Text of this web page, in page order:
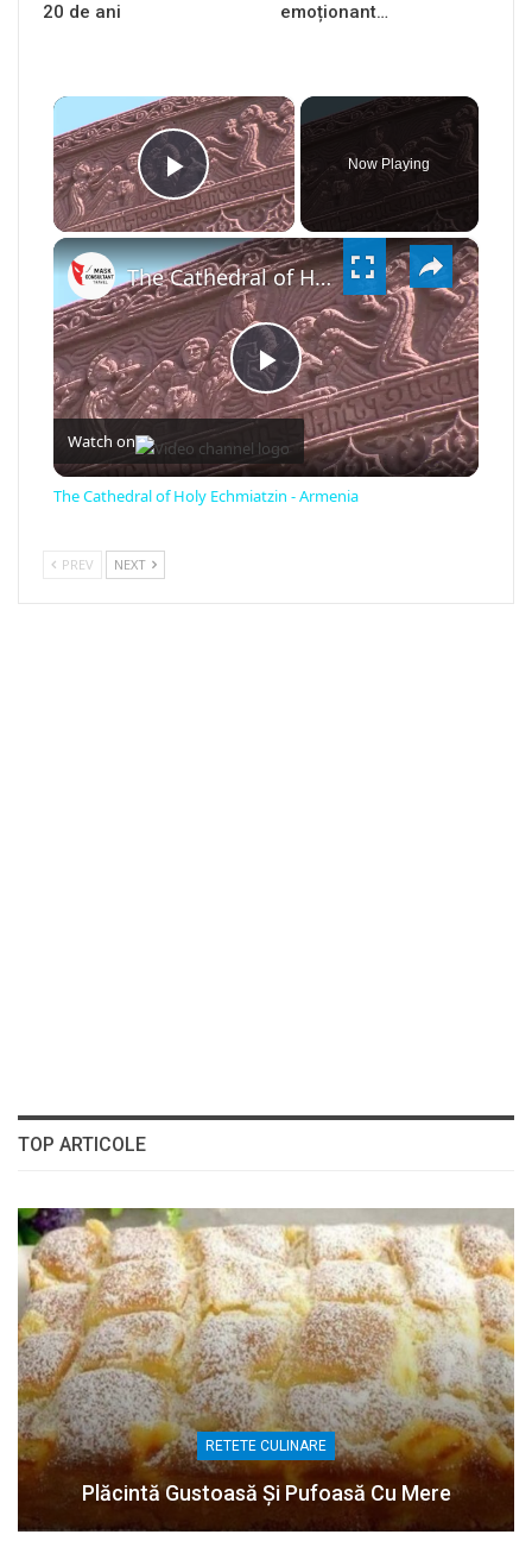
20 de ani
emoționant…
×
PLAY
VIDEO
Now Playing
×
PLAY
VIDEO
The Cathedral of Holy Echmiatzin - Armenia
Watch on
The Cathedral of Holy Echmiatzin - Armenia
PREV NEXT
TOP ARTICOLE
RETETE CULINARE
Plăcintă Gustoasă Și Pufoasă Cu Mere